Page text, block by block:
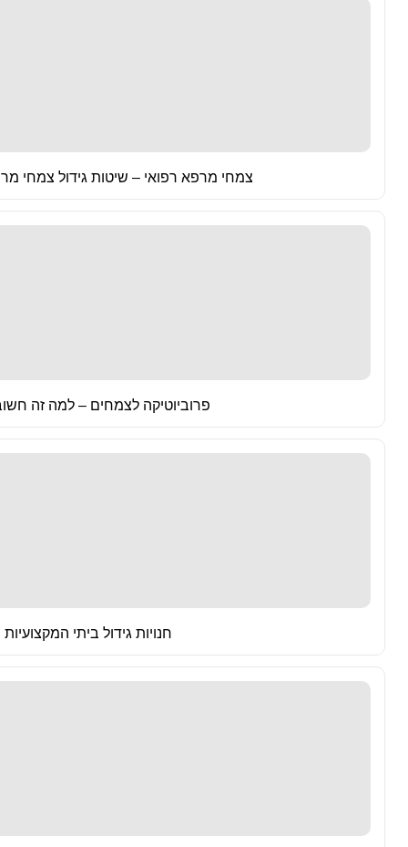
צמחי מרפא רפואי – שיטות גידול צמחי
פרוביוטיקה לצמחים – למה זה
חנויות גידול ביתי